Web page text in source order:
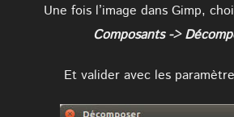
Une fois l’image dans Gimp,
Composants ->
Et valider avec les